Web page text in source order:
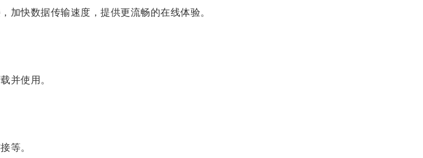
快数据传输速度，提供更流畅的在线体验。
并使用。
等。